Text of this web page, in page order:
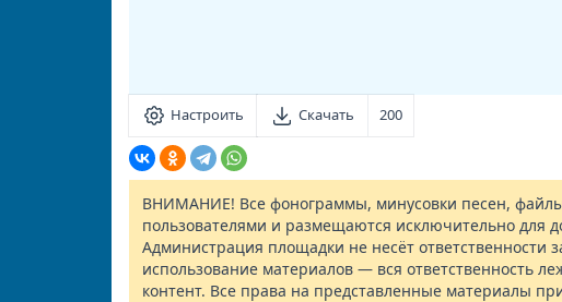
Настроить Скачать 200
ВНИМАНИЕ! Все фонограммы, минусовки песен,
пользователями и размещаются исключительно для
Администрация площадки не несёт
использование материалов — вся ответственность
контент. Все права на представленные материалы